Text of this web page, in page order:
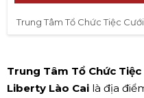
Trung Tâm Tổ Chức Tiệc
Trung Tâm Tổ Chức Tiệc
Liberty Lào Cai là địa